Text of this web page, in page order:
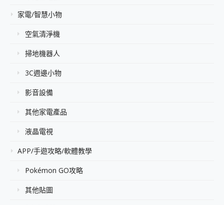
家電/智慧小物
空氣清淨機
掃地機器人
3C週邊小物
影音設備
其他家電產品
液晶電視
APP/手遊攻略/軟體教學
Pokémon GO攻略
其他貼圖